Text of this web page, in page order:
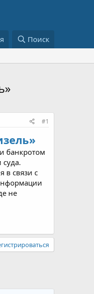
Поиск
#1
банкротом
в связи с
не